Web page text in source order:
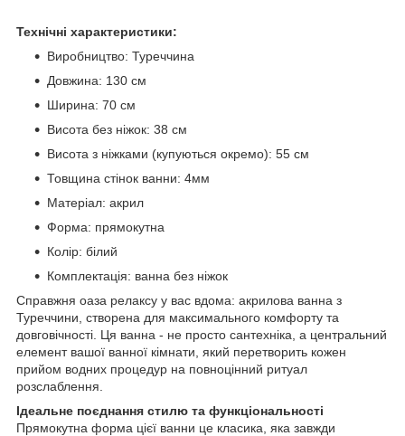
Технічні характеристики:
Виробництво: Туреччина
Довжина: 130 см
Ширина: 70 см
Висота без ніжок: 38 см
Висота з ніжками (купуються окремо): 55 см
Товщина стінок ванни: 4мм
Матеріал: акрил
Форма: прямокутна
Колір: білий
Комплектація: ванна без ніжок
Справжня оаза релаксу у вас вдома: акрилова ванна з
Туреччини, створена для максимального комфорту та
довговічності. Ця ванна - не просто сантехніка, а центральний
елемент вашої ванної кімнати, який перетворить кожен
прийом водних процедур на повноцінний ритуал
розслаблення.
Ідеальне поєднання стилю та функціональності
Прямокутна форма цієї ванни це класика, яка завжди